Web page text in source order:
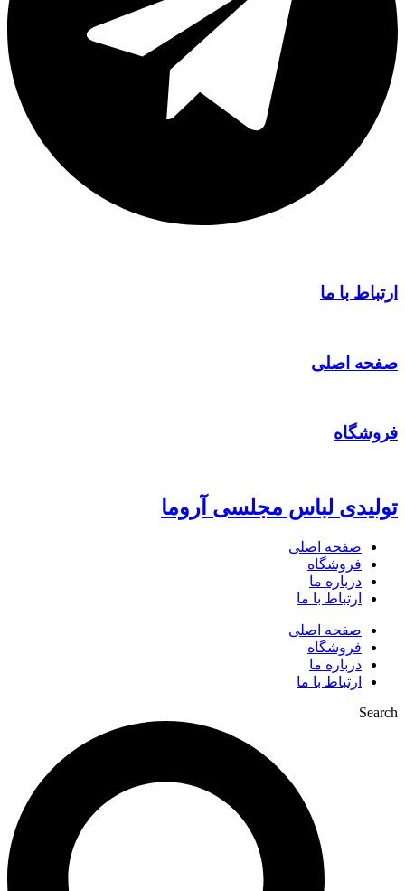
ارتباط با ما
صفحه اصلی
فروشگاه
تولیدی لباس مجلسی آروما
صفحه اصلی
فروشگاه
درباره ما
ارتباط با ما
صفحه اصلی
فروشگاه
درباره ما
ارتباط با ما
Search